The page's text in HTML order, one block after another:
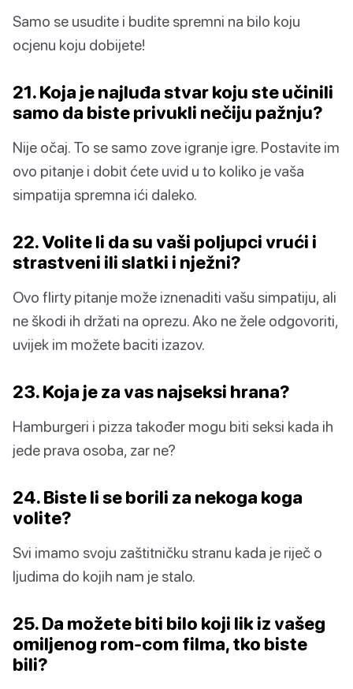
Samo se usudite i budite spremni na bilo koju
ocjenu koju dobijete!
21. Koja je najluđa stvar koju ste učinili
samo da biste privukli nečiju pažnju?
Nije očaj. To se samo zove igranje igre. Postavite im
ovo pitanje i dobit ćete uvid u to koliko je vaša
simpatija spremna ići daleko.
22. Volite li da su vaši poljupci vrući i
strastveni ili slatki i nježni?
Ovo flirty pitanje može iznenaditi vašu simpatiju, ali
ne škodi ih držati na oprezu. Ako ne žele odgovoriti,
uvijek im možete baciti izazov.
23. Koja je za vas najseksi hrana?
Hamburgeri i pizza također mogu biti seksi kada ih
jede prava osoba, zar ne?
24. Biste li se borili za nekoga koga
volite?
Svi imamo svoju zaštitničku stranu kada je riječ o
ljudima do kojih nam je stalo.
25. Da možete biti bilo koji lik iz vašeg
omiljenog rom-com filma, tko biste
bili?